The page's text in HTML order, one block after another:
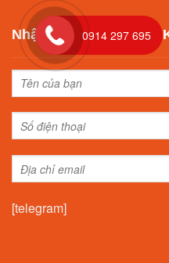
Nhận tư vấn từ Địa ốc
[telegram]
0914 297 695